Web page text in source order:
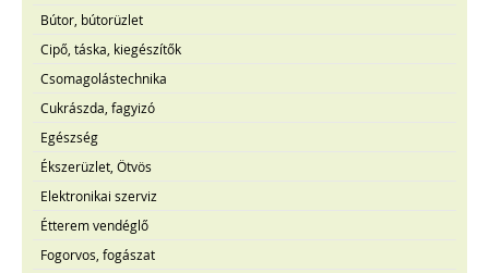
Bútor, bútorüzlet
Cipő, táska, kiegészítők
Csomagolástechnika
Cukrászda, fagyizó
Egészség
Ékszerüzlet, Ötvös
Elektronikai szerviz
Étterem vendéglő
Fogorvos, fogászat